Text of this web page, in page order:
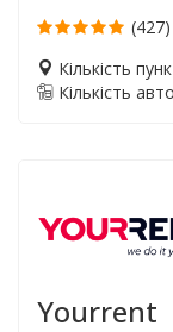
(427)
Кількість
Кількість
Yourrent